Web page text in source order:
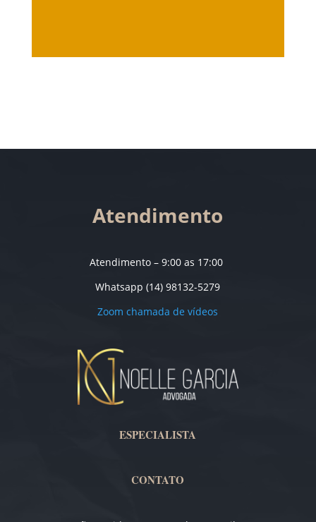
Atendimento
Atendimento – 9:00 as 17:00
Whatsapp (14) 98132-5279
Zoom chamada de vídeos
ESPECIALISTA
CONTATO